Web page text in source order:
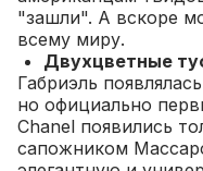
"зашли". А вскоре
всему миру.
Двухцветные
Габриэль
но официально
Chanel появились
сапожником